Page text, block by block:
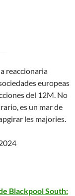
reaccionaria
europeas
del 12M. No
es un mar de
les majories.
Blackpool South: